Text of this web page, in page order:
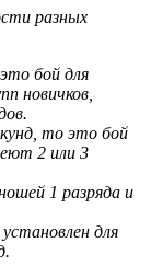
разных
бой для
новичков,
то это бой
2 или 3
1 разряда и
для